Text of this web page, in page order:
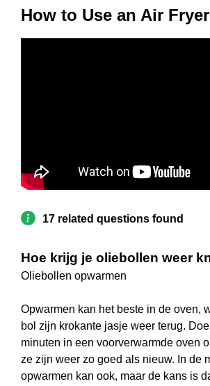
How to Use an Air Fryer
17 related questions found
Hoe krijg je oliebollen weer
Oliebollen opwarmen
Opwarmen kan het beste in de oven,
bol zijn krokante jasje weer terug.
minuten in een voorverwarmde oven
ze zijn weer zo goed als nieuw. In de
opwarmen kan ook, maar de kans is